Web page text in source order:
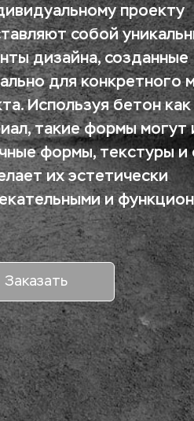
проекту
собой
дизайна, созданные
для конкретного
Используя бетон
такие формы могут
формы, текстуры и
их эстетически
и
Заказать